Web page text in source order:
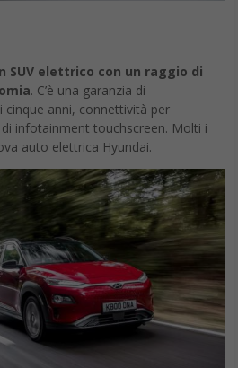
SUV elettrico con un raggio di
. C’è una garanzia di
anni, connettività per
infotainment touchscreen. Molti i
auto elettrica Hyundai.